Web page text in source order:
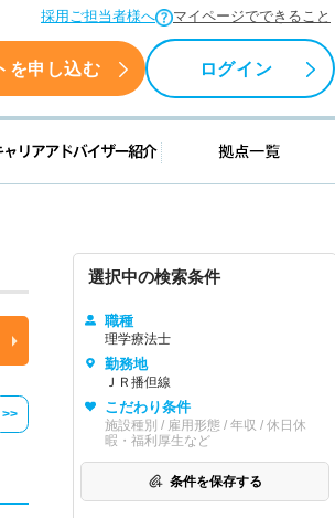
採用ご担当者様へ マイページでできること
を申し込む ログイン
支援情報 キャリアアドバイザー紹介
>>
選択中の検索条件
職種
理学療法士
勤務地
ＪＲ播但線
こだわり条件
施設種別 / 雇用形態 / 年収 / 休日休
暇・福利厚生など
条件を保存する